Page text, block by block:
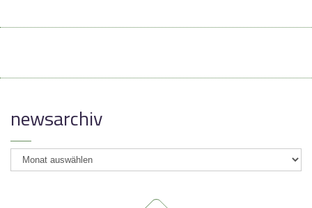
newsarchiv
newsarchiv